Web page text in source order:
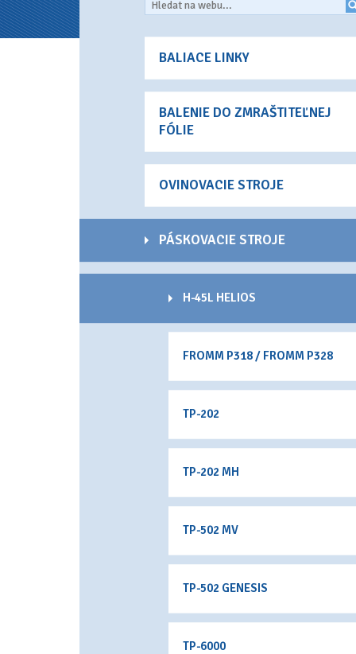
BALIACE LINKY
BALENIE DO ZMRAŠTITEĽNEJ
FÓLIE
OVINOVACIE STROJE
PÁSKOVACIE STROJE
H-45L HELIOS
FROMM P318 / FROMM P328
TP-202
TP-202 MH
TP-502 MV
TP-502 GENESIS
TP-6000